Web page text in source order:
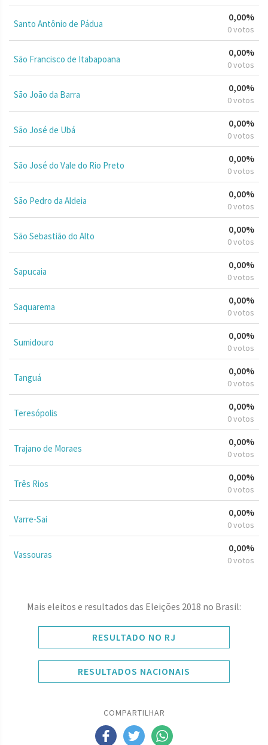
Santo Antônio de Pádua
0,00%
0 votos
São Francisco de Itabapoana
0,00%
0 votos
São João da Barra
0,00%
0 votos
São José de Ubá
0,00%
0 votos
São José do Vale do Rio Preto
0,00%
0 votos
São Pedro da Aldeia
0,00%
0 votos
São Sebastião do Alto
0,00%
0 votos
Sapucaia
0,00%
0 votos
Saquarema
0,00%
0 votos
Sumidouro
0,00%
0 votos
Tanguá
0,00%
0 votos
Teresópolis
0,00%
0 votos
Trajano de Moraes
0,00%
0 votos
Três Rios
0,00%
0 votos
Varre-Sai
0,00%
0 votos
Vassouras
0,00%
0 votos
Mais eleitos e resultados das Eleições 2018 no Brasil:
RESULTADO NO RJ
RESULTADOS NACIONAIS
COMPARTILHAR